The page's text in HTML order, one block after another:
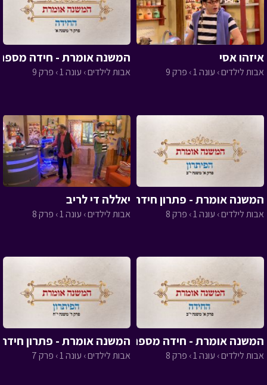
איזהו אסי
אבות לילדים › עונה 1 › פרק 9
המשנה אומרת - חידה מספר
אבות לילדים › עונה 1 › פרק 9
המשנה אומרת - פתרון חידה 8
אבות לילדים › עונה 1 › פרק 8
יאללה די לריב
אבות לילדים › עונה 1 › פרק 8
המשנה אומרת - חידה מספר 8
אבות לילדים › עונה 1 › פרק 8
המשנה אומרת - פתרון חידה
אבות לילדים › עונה 1 › פרק 7